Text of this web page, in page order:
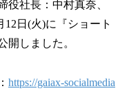
役社長：中村真奈、
12日(火)に『ショート
開しました。
https://gaiax-socialmedia